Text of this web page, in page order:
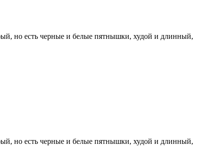
но есть черные и белые пятнышки, худой и длинный,
но есть черные и белые пятнышки, худой и длинный,